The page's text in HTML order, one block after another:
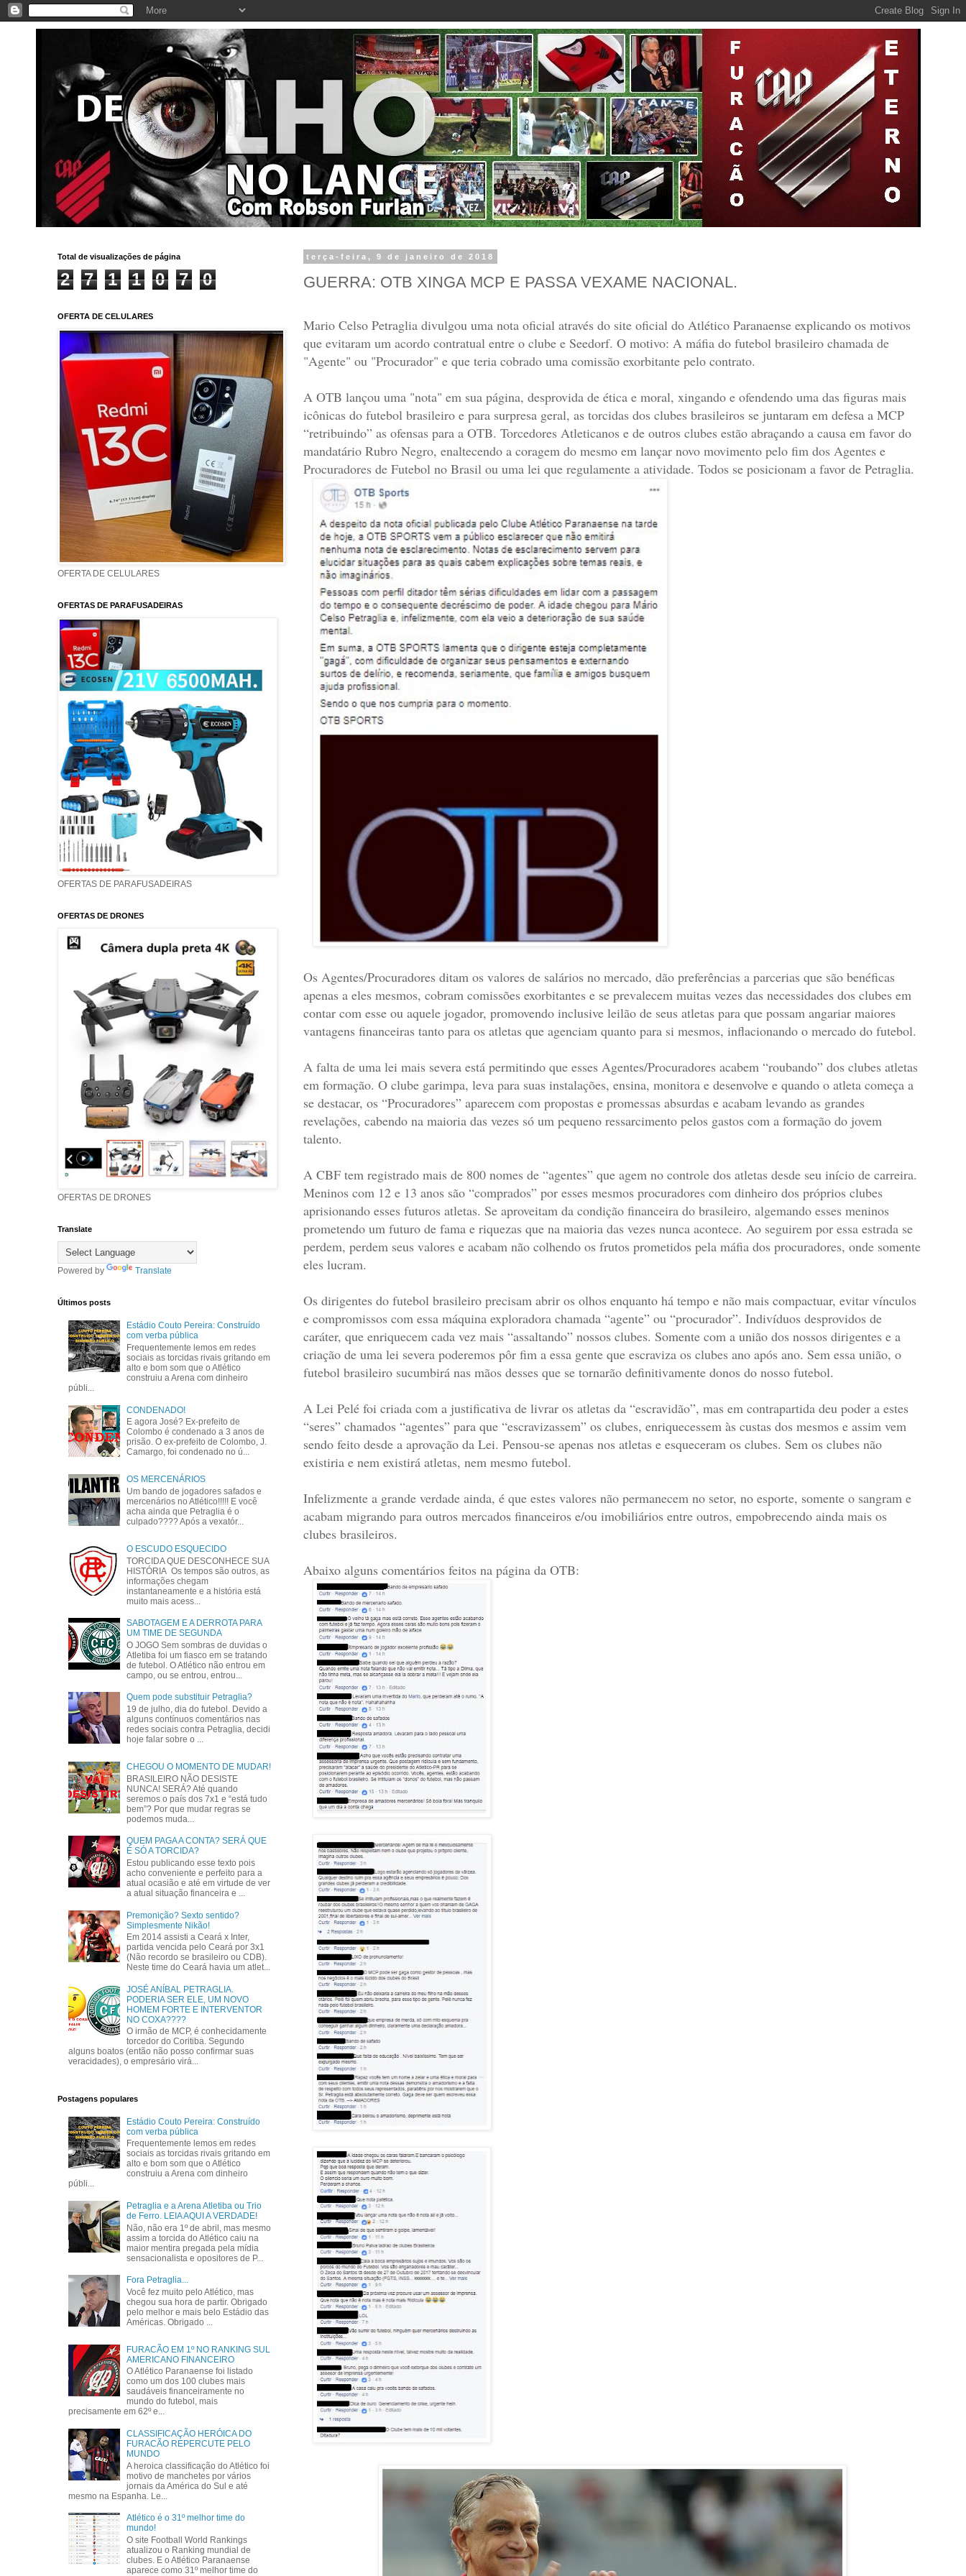
terça-feira, 9 de janeiro de 2018
GUERRA: OTB XINGA MCP E PASSA VEXAME NACIONAL.
Mario Celso Petraglia divulgou uma nota oficial através do site oficial do Atlético Paranaense explicando os motivos
que evitaram um acordo contratual entre o clube e Seedorf. O motivo: A máfia do futebol brasileiro chamada de
"Agente" ou "Procurador" e que teria cobrado uma comissão exorbitante pelo contrato.
A OTB lançou uma "nota" em sua página, desprovida de ética e moral, xingando e ofendendo uma das figuras mais
icônicas do futebol brasileiro e para surpresa geral, as torcidas dos clubes brasileiros se juntaram em defesa a MCP
“retribuindo” as ofensas para a OTB. Torcedores Atleticanos e de outros clubes estão abraçando a causa em favor do
mandatário Rubro Negro, enaltecendo a coragem do mesmo em lançar novo movimento pelo fim dos Agentes e
Procuradores de Futebol no Brasil ou uma lei que regulamente a atividade. Todos se posicionam a favor de Petraglia.
Os Agentes/Procuradores ditam os valores de salários no mercado, dão preferências a parcerias que são benéficas
apenas a eles mesmos, cobram comissões exorbitantes e se prevalecem muitas vezes das necessidades dos clubes em
contar com esse ou aquele jogador, promovendo inclusive leilão de seus atletas para que possam angariar maiores
vantagens financeiras tanto para os atletas que agenciam quanto para si mesmos, inflacionando o mercado do futebol.
A falta de uma lei mais severa está permitindo que esses Agentes/Procuradores acabem “roubando” dos clubes atletas
em formação. O clube garimpa, leva para suas instalações, ensina, monitora e desenvolve e quando o atleta começa a
se destacar, os “Procuradores” aparecem com propostas e promessas absurdas e acabam levando as grandes
revelações, cabendo na maioria das vezes só um pequeno ressarcimento pelos gastos com a formação do jovem
talento.
A CBF tem registrado mais de 800 nomes de “agentes” que agem no controle dos atletas desde seu início de carreira.
Meninos com 12 e 13 anos são “comprados” por esses mesmos procuradores com dinheiro dos próprios clubes
aprisionando esses futuros atletas. Se aproveitam da condição financeira do brasileiro, algemando esses meninos
prometendo um futuro de fama e riquezas que na maioria das vezes nunca acontece. Ao seguirem por essa estrada se
perdem, perdem seus valores e acabam não colhendo os frutos prometidos pela máfia dos procuradores, onde somente
eles lucram.
Os dirigentes do futebol brasileiro precisam abrir os olhos enquanto há tempo e não mais compactuar, evitar vínculos
e compromissos com essa máquina exploradora chamada “agente” ou “procurador”. Indivíduos desprovidos de
caráter, que enriquecem cada vez mais “assaltando” nossos clubes. Somente com a união dos nossos dirigentes e a
criação de uma lei severa poderemos pôr fim a essa gente que escraviza os clubes ano após ano. Sem essa união, o
futebol brasileiro sucumbirá nas mãos desses que se tornarão definitivamente donos do nosso futebol.
A Lei Pelé foi criada com a justificativa de livrar os atletas da “escravidão”, mas em contrapartida deu poder a estes
“seres” chamados “agentes” para que “escravizassem” os clubes, enriquecessem às custas dos mesmos e assim vem
sendo feito desde a aprovação da Lei. Pensou-se apenas nos atletas e esqueceram os clubes. Sem os clubes não
existiria e nem existirá atletas, nem mesmo futebol.
Infelizmente a grande verdade ainda, é que estes valores não permanecem no setor, no esporte, somente o sangram e
acabam migrando para outros mercados financeiros e/ou imobiliários entre outros, empobrecendo ainda mais os
clubes brasileiros.
Abaixo alguns comentários feitos na página da OTB:
Total de visualizações de página
2 7 1 1 0 7 0
OFERTA DE CELULARES
OFERTA DE CELULARES
OFERTAS DE PARAFUSADEIRAS
OFERTAS DE PARAFUSADEIRAS
OFERTAS DE DRONES
OFERTAS DE DRONES
Translate
Powered by Translate
Últimos posts
Estádio Couto Pereira: Construído
com verba pública
Frequentemente lemos em redes
sociais as torcidas rivais gritando em
alto e bom som que o Atlético
construiu a Arena com dinheiro
públi...
CONDENADO!
E agora José? Ex-prefeito de
Colombo é condenado a 3 anos de
prisão. O ex-prefeito de Colombo, J.
Camargo, foi condenado no ú...
OS MERCENÁRIOS
Um bando de jogadores safados e
mercenários no Atlético!!!!! E você
acha ainda que Petraglia é o
culpado???? Após a vexatór...
O ESCUDO ESQUECIDO
TORCIDA QUE DESCONHECE SUA
HISTÓRIA Os tempos são outros, as
informações chegam
instantaneamente e a história está
muito mais acess...
SABOTAGEM E A DERROTA PARA
UM TIME DE SEGUNDA
O JOGO Sem sombras de duvidas o
Atletiba foi um fiasco em se tratando
de futebol. O Atlético não entrou em
campo, ou se entrou, entrou...
Quem pode substituir Petraglia?
19 de julho, dia do futebol. Devido a
alguns contínuos comentários nas
redes sociais contra Petraglia, decidi
hoje falar sobre o ...
CHEGOU O MOMENTO DE MUDAR!
BRASILEIRO NÃO DESISTE
NUNCA! SERÁ? Até quando
seremos o país dos 7x1 e “está tudo
bem”? Por que mudar regras se
podemos muda...
QUEM PAGA A CONTA? SERÁ QUE
É SÓ A TORCIDA?
Estou publicando esse texto pois
acho conveniente e perfeito para a
atual ocasião e até em virtude de ver
a atual situação financeira e ...
Premonição? Sexto sentido?
Simplesmente Nikão!
Em 2014 assisti a Ceará x Inter,
partida vencida pelo Ceará por 3x1
(Não recordo se brasileiro ou CDB).
Neste time do Ceará havia um atlet...
JOSÉ ANÍBAL PETRAGLIA.
PODERIA SER ELE, UM NOVO
HOMEM FORTE E INTERVENTOR
NO COXA????
O irmão de MCP, é conhecidamente
torcedor do Coritiba. Segundo
alguns boatos (então não posso confirmar suas
veracidades), o empresário virá...
Postagens populares
Estádio Couto Pereira: Construído
com verba pública
Frequentemente lemos em redes
sociais as torcidas rivais gritando em
alto e bom som que o Atlético
construiu a Arena com dinheiro
públi...
Petraglia e a Arena Atletiba ou Trio
de Ferro. LEIA AQUI A VERDADE!
Não, não era 1º de abril, mas mesmo
assim a torcida do Atlético caiu na
maior mentira pregada pela mídia
sensacionalista e opositores de P...
Fora Petraglia...
Você fez muito pelo Atlético, mas
chegou sua hora de partir. Obrigado
pelo melhor e mais belo Estádio das
Américas. Obrigado ...
FURACÃO EM 1º NO RANKING SUL
AMERICANO FINANCEIRO
O Atlético Paranaense foi listado
como um dos 100 clubes mais
saudáveis financeiramente no
mundo do futebol, mais
precisamente em 62º e...
CLASSIFICAÇÃO HERÓICA DO
FURACÃO REPERCUTE PELO
MUNDO
A heroica classificação do Atlético foi
motivo de manchetes por vários
jornais da América do Sul e até
mesmo na Espanha. Le...
Atlético é o 31º melhor time do
mundo!
O site Football World Rankings
atualizou o Ranking mundial de
clubes. E o Atlético Paranaense
aparece como 31º melhor time do